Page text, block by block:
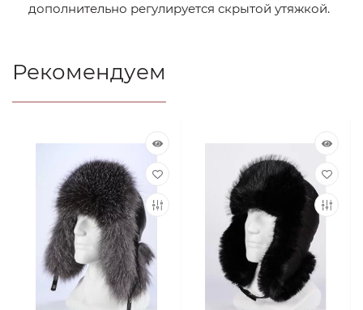
дополнительно регулируется скрытой утяжкой.
Рекомендуем